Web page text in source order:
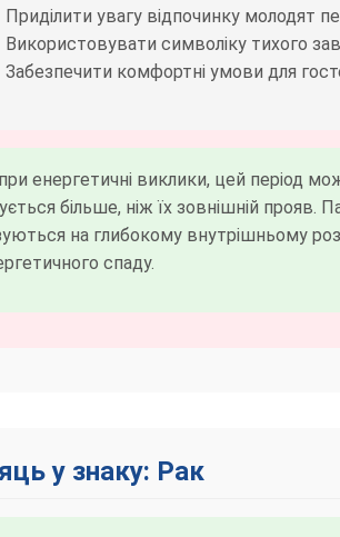
Приділити увагу відпочинку молодят
Використовувати символіку тихого
Забезпечити комфортні умови для
енергетичні виклики, цей період
більше, ніж їх зовнішній
на глибокому внутрішньому
спаду.
у знаку: Рак